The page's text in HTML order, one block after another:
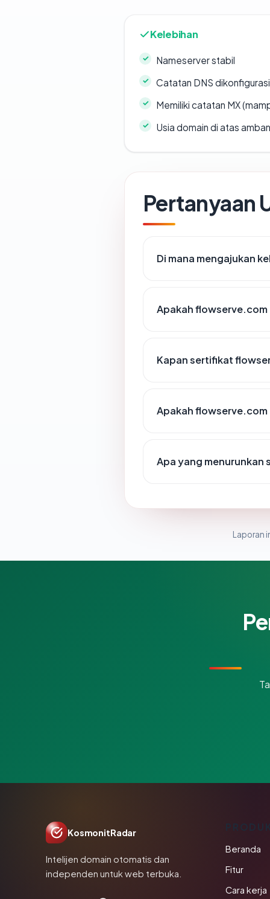
Kelebihan
Nameserver stabil
Catatan DNS
Memiliki catatan MX
Usia domain di atas
Pertanyaan
Di mana mengajukan
Apakah flowserve.com
Kapan sertifikat
Apakah flowserve.com
Apa yang menurunkan
Laporan
KosmonitRadar
Intelijen domain otomatis dan
independen untuk web terbuka.
Beranda
Fitur
Cara kerja